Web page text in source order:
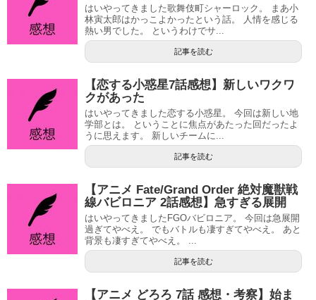
はいやってきました歌舞伎町シャーロック。 まあ小
林寅太郎はかっこよかったという話。 人情を感じる
熱い男でした。 というわけでサ...
記事を読む
【恋する小惑星7話感想】新しいワクワ
クがあった
はいやってきました恋する小惑星。 今回は新しい地
学部とは。 ということに焦点があたった回だったよ
うに思えます。 新しいチームに...
記事を読む
【アニメ Fate/Grand Order 絶対魔獣戦
線バビロニア 2話感想】急すぎる展開
はいやってきましたFGOバビロニア。 今回は急展開
過ぎてやべえ。 でもバトルも凄すぎてやべえ。 あと
背景も凄すぎてやべえ。 ...
記事を読む
【アニメ どろろ 7話 感想・考察】始ま